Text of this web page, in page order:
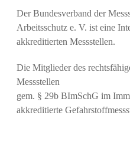
Der Bundesverband der
Arbeitsschutz e. V. ist eine
akkreditierten Messstellen.
​Die Mitglieder des
Messstellen
gem. § 29b BImSchG im
akkreditierte